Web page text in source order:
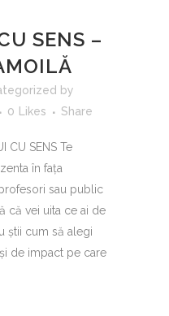
SENS –
by
0 Likes Share
CU SENS Te
în fața
sau public
că vei uita ce ai de
știi cum să alegi
de impact pe care